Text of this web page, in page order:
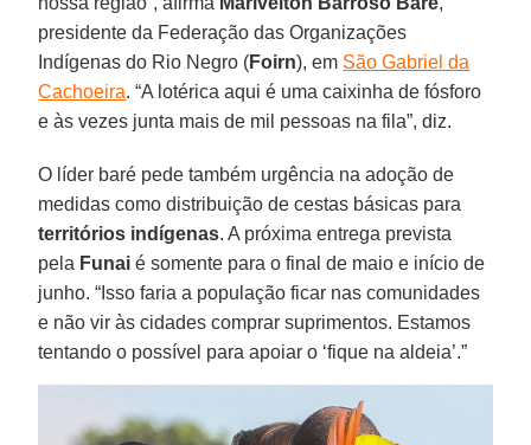
presidente da Federação das Organizações
Indígenas do Rio Negro (Foirn), em São Gabriel da
Cachoeira. “A lotérica aqui é uma caixinha de fósforo
e às vezes junta mais de mil pessoas na fila”, diz.
O líder baré pede também urgência na adoção de
medidas como distribuição de cestas básicas para
territórios indígenas. A próxima entrega prevista
pela Funai é somente para o final de maio e início de
junho. “Isso faria a população ficar nas comunidades
e não vir às cidades comprar suprimentos. Estamos
tentando o possível para apoiar o ‘fique na aldeia’.”